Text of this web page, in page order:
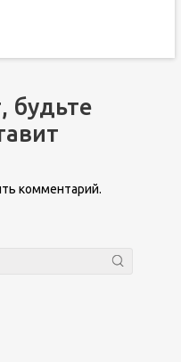
будьте
комментарий.